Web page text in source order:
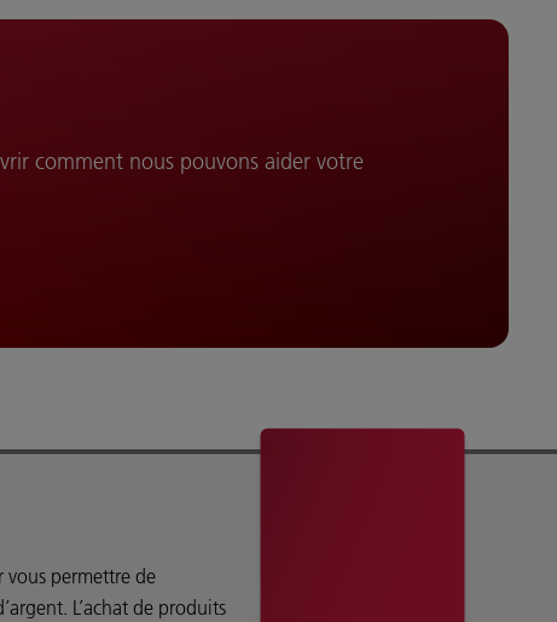
comment nous pouvons aider votre
vous permettre de
L’achat de produits